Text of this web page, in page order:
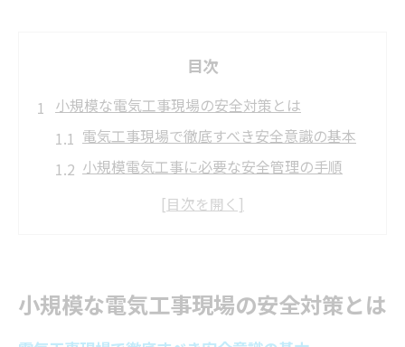
目次
小規模な電気工事現場の安全対策とは
電気工事現場で徹底すべき安全意識の基本
小規模電気工事に必要な安全管理の手順
電気工事の法令と現場リスクの正しい理解
電気工事士資格がキャリア形成に与える影
小規模な電気工事現場の安全対策とは